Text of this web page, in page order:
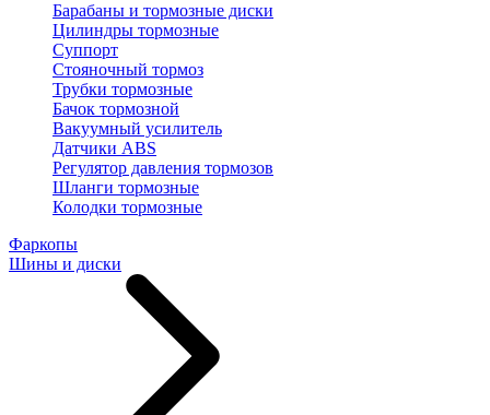
Барабаны и тормозные диски
Цилиндры тормозные
Суппорт
Стояночный тормоз
Трубки тормозные
Бачок тормозной
Вакуумный усилитель
Датчики ABS
Регулятор давления тормозов
Шланги тормозные
Колодки тормозные
Фаркопы
Шины и диски